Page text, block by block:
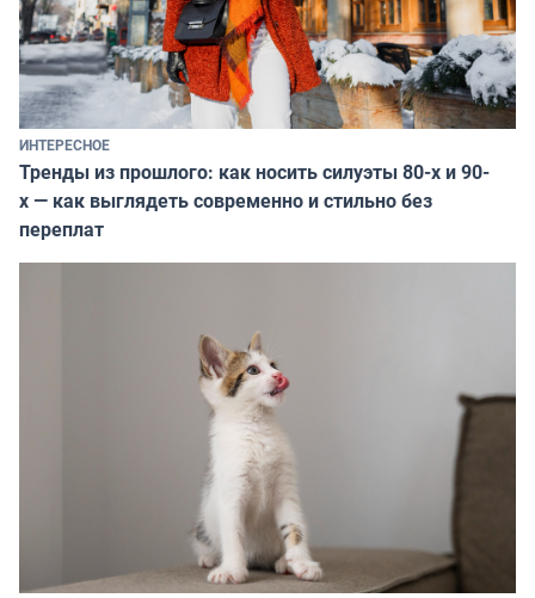
ИНТЕРЕСНОЕ
Тренды из прошлого: как носить силуэты 80-х и 90-
х — как выглядеть современно и стильно без
переплат